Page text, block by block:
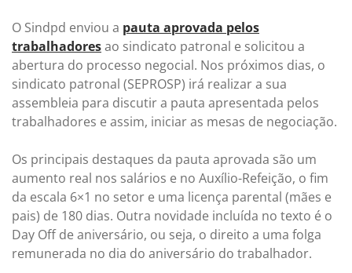
O Sindpd enviou a pauta aprovada pelos
trabalhadoresao sindicato patronal e solicitou a
abertura do processo negocial. Nos próximos dias, o
sindicato patronal (SEPROSP) irá realizar a sua
assembleia para discutir a pauta apresentada pelos
trabalhadores e assim, iniciar as mesas de negociação.
Os principais destaques da pauta aprovada são um
aumento real nos salários e no Auxílio-Refeição, o fim
da escala 6×1 no setor e uma licença parental (mães e
pais) de 180 dias. Outra novidade incluída no texto é o
Day Off de aniversário, ou seja, o direito a uma folga
remunerada no dia do aniversário do trabalhador.